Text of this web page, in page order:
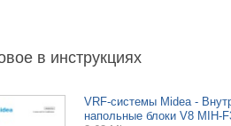
в инструкциях
VRF-системы Midea -
напольные блоки V8 MIH-